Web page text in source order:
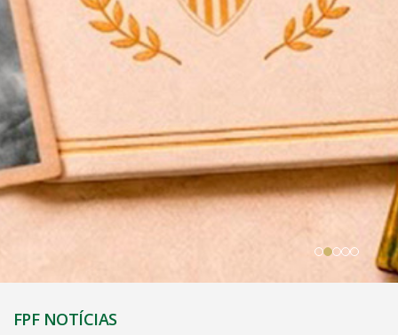
FPF NOTÍCIAS